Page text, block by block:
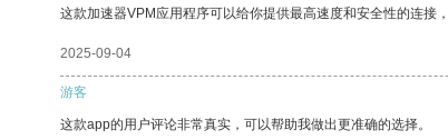
这款加速器VPM应用程序可以给你提供最高速度和安全性的连接
2025-09-04
游客
这款app的用户评论非常真实，可以帮助我做出更准确的选择。